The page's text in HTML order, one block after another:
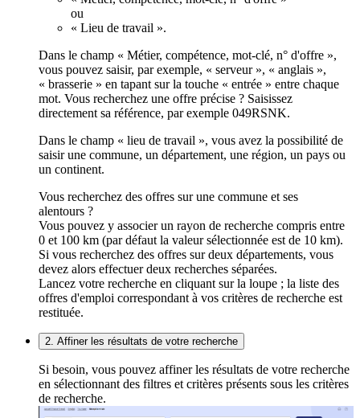
ou
« Lieu de travail ».
Dans le champ « Métier, compétence, mot-clé, n° d'offre »,
vous pouvez saisir, par exemple, « serveur », « anglais »,
« brasserie » en tapant sur la touche « entrée » entre chaque
mot. Vous recherchez une offre précise ? Saisissez
directement sa référence, par exemple 049RSNK.
Dans le champ « lieu de travail », vous avez la possibilité de
saisir une commune, un département, une région, un pays ou
un continent.
Vous recherchez des offres sur une commune et ses
alentours ?
Vous pouvez y associer un rayon de recherche compris entre
0 et 100 km (par défaut la valeur sélectionnée est de 10 km).
Si vous recherchez des offres sur deux départements, vous
devez alors effectuer deux recherches séparées.
Lancez votre recherche en cliquant sur la loupe ; la liste des
offres d'emploi correspondant à vos critères de recherche est
restituée.
2. Affiner les résultats de votre recherche
Si besoin, vous pouvez affiner les résultats de votre recherche
en sélectionnant des filtres et critères présents sous les critères
de recherche.